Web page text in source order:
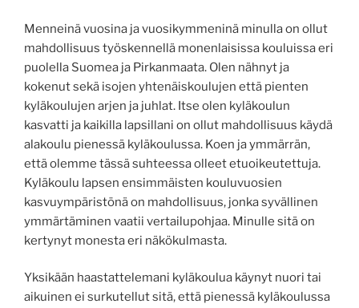
Menneinä vuosina ja vuosikymmeninä minulla on ollut
mahdollisuus työskennellä monenlaisissa kouluissa eri
puolella Suomea ja Pirkanmaata. Olen nähnyt ja
kokenut sekä isojen yhtenäiskoulujen että pienten
kyläkoulujen arjen ja juhlat. Itse olen kyläkoulun
kasvatti ja kaikilla lapsillani on ollut mahdollisuus käydä
alakoulu pienessä kyläkoulussa. Koen ja ymmärrän,
että olemme tässä suhteessa olleet etuoikeutettuja.
Kyläkoulu lapsen ensimmäisten kouluvuosien
kasvuympäristönä on mahdollisuus, jonka syvällinen
ymmärtäminen vaatii vertailupohjaa. Minulle sitä on
kertynyt monesta eri näkökulmasta.
Yksikään haastattelemani kyläkoulua käynyt nuori tai
aikuinen ei surkutellut sitä, että pienessä kyläkoulussa